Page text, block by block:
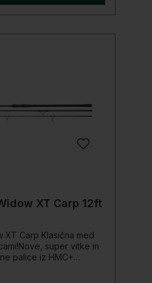
XT Carp 12ft
XT Carp Klasična med
super vitke in
palice iz HMC+